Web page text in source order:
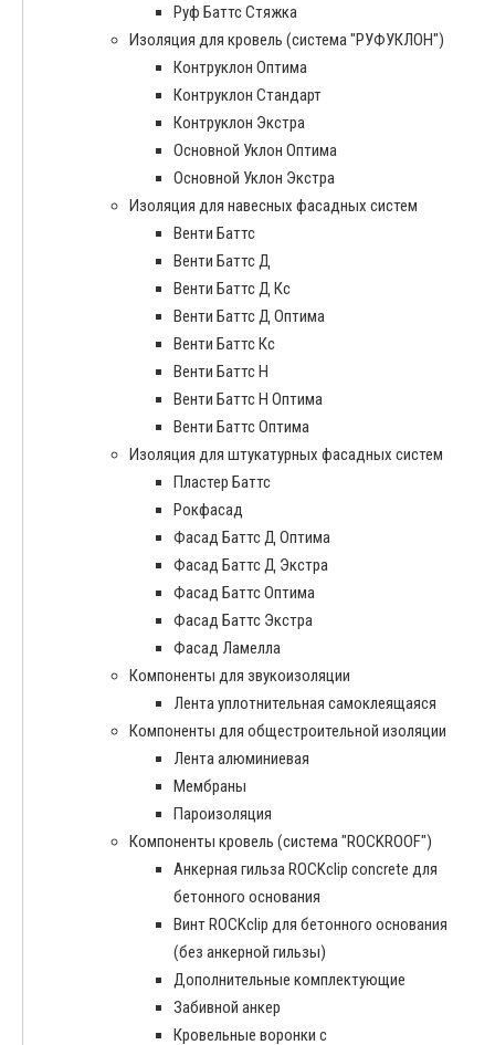
Руф Баттс Стяжка
Изоляция для кровель (система "РУФУКЛОН")
Контруклон Оптима
Контруклон Стандарт
Контруклон Экстра
Основной Уклон Оптима
Основной Уклон Экстра
Изоляция для навесных фасадных систем
Венти Баттс
Венти Баттс Д
Венти Баттс Д Кс
Венти Баттс Д Оптима
Венти Баттс Кс
Венти Баттс Н
Венти Баттс Н Оптима
Венти Баттс Оптима
Изоляция для штукатурных фасадных систем
Пластер Баттс
Рокфасад
Фасад Баттс Д Оптима
Фасад Баттс Д Экстра
Фасад Баттс Оптима
Фасад Баттс Экстра
Фасад Ламелла
Компоненты для звукоизоляции
Лента уплотнительная самоклеящаяся
Компоненты для общестроительной изоляции
Лента алюминиевая
Мембраны
Пароизоляция
Компоненты кровель (система "ROCKROOF")
Анкерная гильза ROCKclip concrete для
бетонного основания
Винт ROCKclip для бетонного основания
(без анкерной гильзы)
Дополнительные комплектующие
Забивной анкер
Кровельные воронки с